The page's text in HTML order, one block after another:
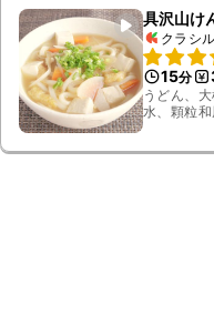
具沢山け
クラシ
15分
うどん、
水、顆粒